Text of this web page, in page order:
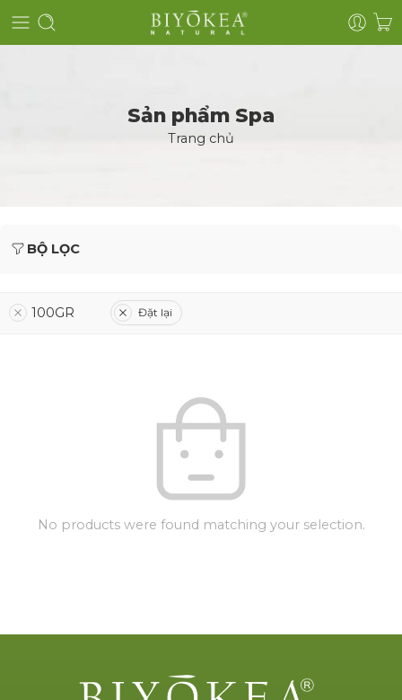
Sản phẩm Spa
Trang chủ
BỘ LỌC
100GR Đặt lại
No products were found matching your selection.